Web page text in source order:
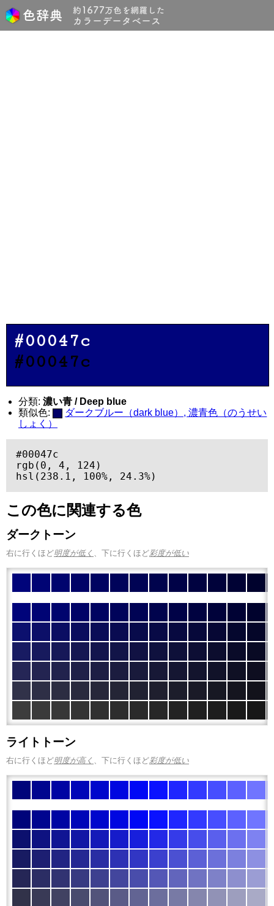
#00047c
#00047c
分類: 濃い青 / Deep blue
類似色:
ダークブルー（dark blue）, 濃青色（のうせい
しょく）
#00047c
rgb(0, 4, 124)
hsl(238.1, 100%, 24.3%)
この色に関連する色
ダークトーン
右に行くほど明度が低く 、下に行くほど彩度が低い
ライトトーン
右に行くほど明度が高く 、下に行くほど彩度が低い